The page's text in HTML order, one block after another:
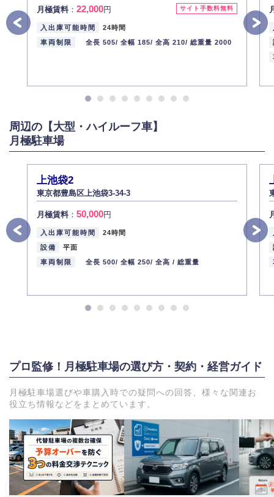
サイト手数料無料
月極賃料： 22,000円
入出庫可能時間
24時間
車両制限
全長 505/ 全幅 185/ 全高 210/ 総重量 2000
周辺の【大型・ハイルーフ車】
月極駐車場
上池袋2
東京都豊島区上池袋3-34-3
月極賃料： 50,000円
入出庫可能時間
24時間
設備
平面
車両制限
全長 500/ 全幅 250/ 全高 / 総重量
プロ監修！月極駐車場の選び方・契約・経営ガイド
月極駐車場選びや車購入時での疑問への回答、様々な関連お
役立ち情報などをまとめています。